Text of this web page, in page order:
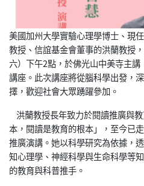
美國加州大學實驗心理學博士、現
教授、信誼基金會董事的洪蘭教授
六）下午2點，於佛光山中美寺主
講座。此次講座將從腦科學出發，
擇，歡迎社會大眾踴躍參加。
洪蘭教授長年致力於閱讀推廣與
本，閱讀是教育的根本」，至今已
推廣演講。她以科學研究為依據，
知心理學、神經科學與生命科學等
的教育與科普推手。